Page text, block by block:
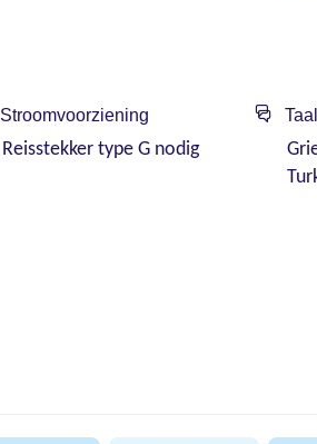
Stroomvoorziening
Reisstekker type G nodig
Taal